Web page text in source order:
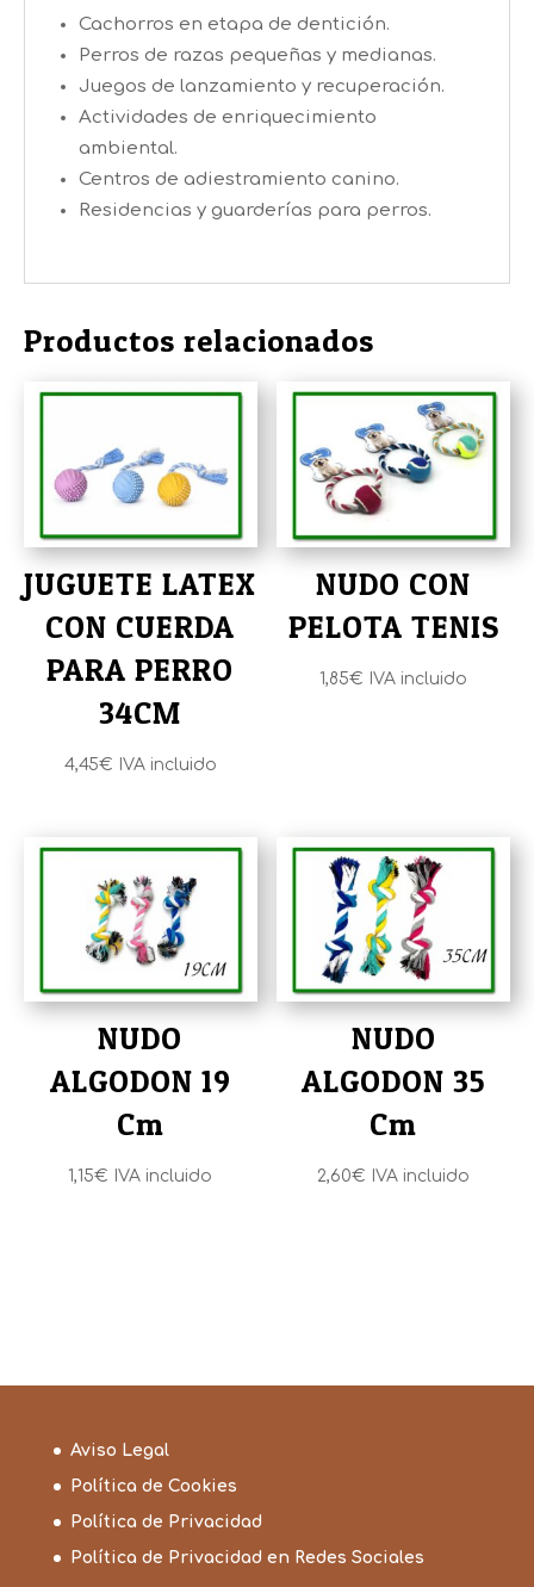
Cachorros en etapa de dentición.
Perros de razas pequeñas y medianas.
Juegos de lanzamiento y recuperación.
Actividades de enriquecimiento
ambiental.
Centros de adiestramiento canino.
Residencias y guarderías para perros.
Productos relacionados
JUGUETE LATEX
CON CUERDA
PARA PERRO
34CM
4,45€ IVA incluido
NUDO CON
PELOTA TENIS
1,85€ IVA incluido
NUDO
ALGODON 19
Cm
1,15€ IVA incluido
NUDO
ALGODON 35
Cm
2,60€ IVA incluido
Aviso Legal
Política de Cookies
Política de Privacidad
Política de Privacidad en Redes Sociales